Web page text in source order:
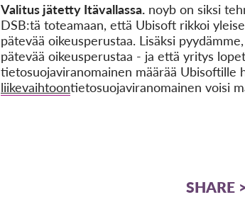
Valitus jätetty Itävallassa. noyb on siksi
DSB:tä toteamaan, että Ubisoft rikkoi
pätevää oikeusperustaa. Lisäksi
pätevää oikeusperustaa - ja että yritys
tietosuojaviranomainen määrää Ubisoftille
liikevaihtoontietosuojaviranomainen voisi
SHARE